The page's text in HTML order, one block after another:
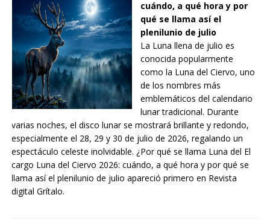
cuándo, a qué hora y por
qué se llama así el
plenilunio de julio
La Luna llena de julio es
conocida popularmente
como la Luna del Ciervo, uno
de los nombres más
emblemáticos del calendario
lunar tradicional. Durante
varias noches, el disco lunar se mostrará brillante y redondo,
especialmente el 28, 29 y 30 de julio de 2026, regalando un
espectáculo celeste inolvidable. ¿Por qué se llama Luna del El
cargo Luna del Ciervo 2026: cuándo, a qué hora y por qué se
llama así el plenilunio de julio apareció primero en Revista
digital Grítalo.